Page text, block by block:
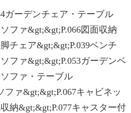
ガーデンチェア・テーブル
ファ&gt;&gt;P.066図面収納
チェア&gt;&gt;P.039ベンチ
ファ&gt;&gt;P.053ガーデンベ
ファ・テーブル
ファ&gt;&gt;P.067キャビネッ
納&gt;&gt;P.077キャスター付